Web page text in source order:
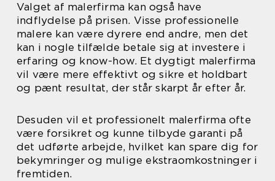
Valget af malerfirma kan også have
indflydelse på prisen. Visse professionelle
malere kan være dyrere end andre, men det
kan i nogle tilfælde betale sig at investere i
erfaring og know-how. Et dygtigt malerfirma
vil være mere effektivt og sikre et holdbart
og pænt resultat, der står skarpt år efter år.
Desuden vil et professionelt malerfirma ofte
være forsikret og kunne tilbyde garanti på
det udførte arbejde, hvilket kan spare dig for
bekymringer og mulige ekstraomkostninger i
fremtiden.